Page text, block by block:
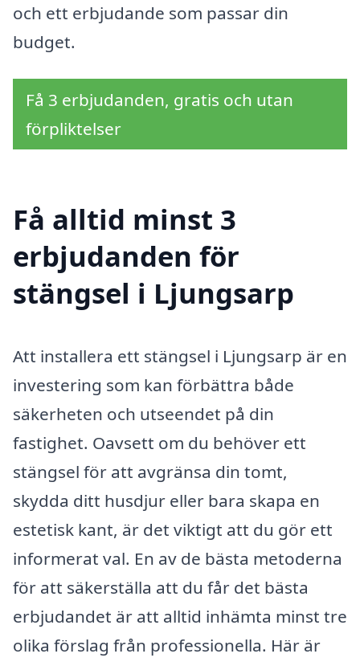
och ett erbjudande som passar din
budget.
Få 3 erbjudanden, gratis och utan
förpliktelser
Få alltid minst 3
erbjudanden för
stängsel i Ljungsarp
Att installera ett stängsel i Ljungsarp är en
investering som kan förbättra både
säkerheten och utseendet på din
fastighet. Oavsett om du behöver ett
stängsel för att avgränsa din tomt,
skydda ditt husdjur eller bara skapa en
estetisk kant, är det viktigt att du gör ett
informerat val. En av de bästa metoderna
för att säkerställa att du får det bästa
erbjudandet är att alltid inhämta minst tre
olika förslag från professionella. Här är